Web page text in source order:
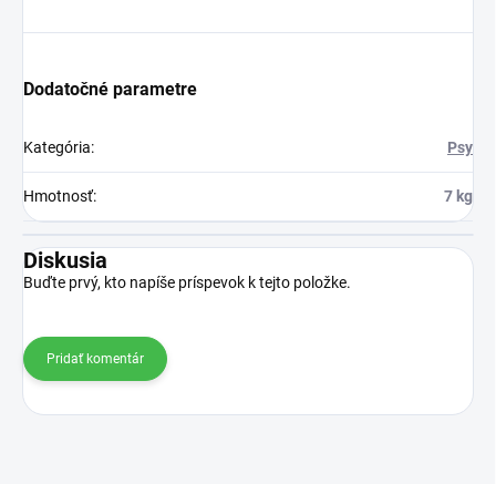
Dodatočné parametre
Kategória: Psy
Hmotnosť: 7 kg
Diskusia
Buďte prvý, kto napíše príspevok k tejto položke.
Pridať komentár